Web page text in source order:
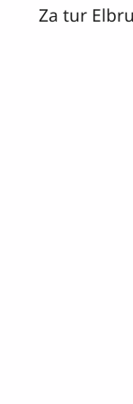
Za tur